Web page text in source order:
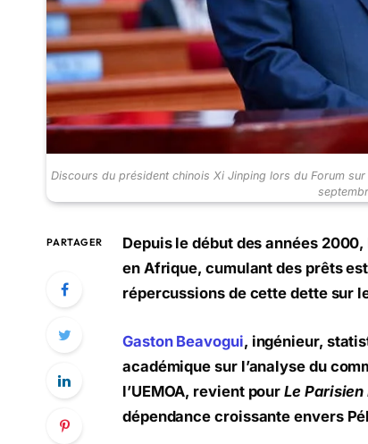
Discours du président chinois Xi Jinping lors du Forum
PARTAGER
Depuis le début des années
en Afrique, cumulant des prêts
répercussions de cette dette sur
Gaston Beavogui, ingénieur,
académique sur l’analyse du
l’UEMOA, revient pourLe
dépendance croissante envers